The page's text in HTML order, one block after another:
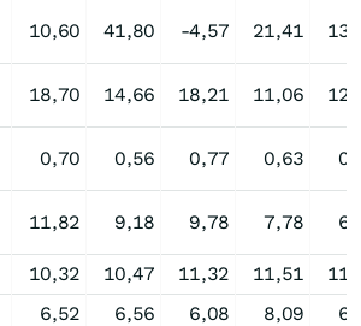
10,60 41,80 -4,57 21,41
18,70 14,66 18,21 11,06
0,70 0,56 0,77 0,63
11,82 9,18 9,78 7,78
10,32 10,47 11,32 11,51
6,52 6,56 6,08 8,09